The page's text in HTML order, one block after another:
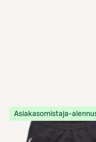
Asiakasomistaja-